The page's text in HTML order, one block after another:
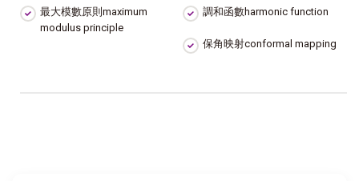
最大模數原則maximum
modulus principle
調和函數harmonic function
保角映射conformal mapping